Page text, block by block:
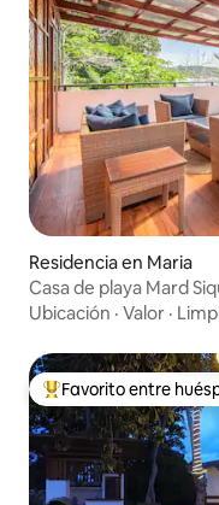
Residencia en Maria
Casa de playa Mard
Ubicación · Valor ·
De los mejores en
Favorito entre